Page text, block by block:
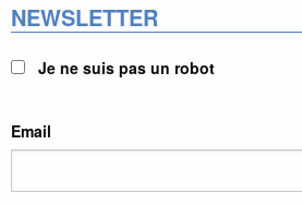
NEWSLETTER
Je ne suis pas un robot
Email